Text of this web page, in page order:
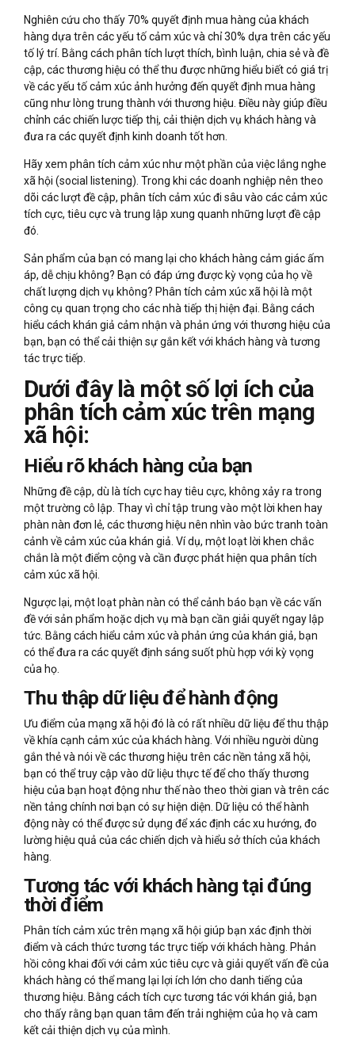
Nghiên cứu cho thấy 70% quyết định mua hàng của khách
hàng dựa trên các yếu tố cảm xúc và chỉ 30% dựa trên các yếu
tố lý trí. Bằng cách phân tích lượt thích, bình luận, chia sẻ và đề
cập, các thương hiệu có thể thu được những hiểu biết có giá trị
về các yếu tố cảm xúc ảnh hưởng đến quyết định mua hàng
cũng như lòng trung thành với thương hiệu. Điều này giúp điều
chỉnh các chiến lược tiếp thị, cải thiện dịch vụ khách hàng và
đưa ra các quyết định kinh doanh tốt hơn.
Hãy xem phân tích cảm xúc như một phần của việc lắng nghe
xã hội (social listening). Trong khi các doanh nghiệp nên theo
dõi các lượt đề cập, phân tích cảm xúc đi sâu vào các cảm xúc
tích cực, tiêu cực và trung lập xung quanh những lượt đề cập
đó.
Sản phẩm của bạn có mang lại cho khách hàng cảm giác ấm
áp, dễ chịu không? Bạn có đáp ứng được kỳ vọng của họ về
chất lượng dịch vụ không? Phân tích cảm xúc xã hội là một
công cụ quan trọng cho các nhà tiếp thị hiện đại. Bằng cách
hiểu cách khán giả cảm nhận và phản ứng với thương hiệu của
bạn, bạn có thể cải thiện sự gắn kết với khách hàng và tương
tác trực tiếp.
Dưới đây là một số lợi ích của
phân tích cảm xúc trên mạng
xã hội:
Hiểu rõ khách hàng của bạn
Những đề cập, dù là tích cực hay tiêu cực, không xảy ra trong
một trường cô lập. Thay vì chỉ tập trung vào một lời khen hay
phàn nàn đơn lẻ, các thương hiệu nên nhìn vào bức tranh toàn
cảnh về cảm xúc của khán giả. Ví dụ, một loạt lời khen chắc
chắn là một điểm cộng và cần được phát hiện qua phân tích
cảm xúc xã hội.
Ngược lại, một loạt phàn nàn có thể cảnh báo bạn về các vấn
đề với sản phẩm hoặc dịch vụ mà bạn cần giải quyết ngay lập
tức. Bằng cách hiểu cảm xúc và phản ứng của khán giả, bạn
có thể đưa ra các quyết định sáng suốt phù hợp với kỳ vọng
của họ.
Thu thập dữ liệu để hành động
Ưu điểm của mạng xã hội đó là có rất nhiều dữ liệu để thu thập
về khía cạnh cảm xúc của khách hàng. Với nhiều người dùng
gắn thẻ và nói về các thương hiệu trên các nền tảng xã hội,
bạn có thể truy cập vào dữ liệu thực tế để cho thấy thương
hiệu của bạn hoạt động như thế nào theo thời gian và trên các
nền tảng chính nơi bạn có sự hiện diện. Dữ liệu có thể hành
động này có thể được sử dụng để xác định các xu hướng, đo
lường hiệu quả của các chiến dịch và hiểu sở thích của khách
hàng.
Tương tác với khách hàng tại đúng
thời điểm
Phân tích cảm xúc trên mạng xã hội giúp bạn xác định thời
điểm và cách thức tương tác trực tiếp với khách hàng. Phản
hồi công khai đối với cảm xúc tiêu cực và giải quyết vấn đề của
khách hàng có thể mang lại lợi ích lớn cho danh tiếng của
thương hiệu. Bằng cách tích cực tương tác với khán giả, bạn
cho thấy rằng bạn quan tâm đến trải nghiệm của họ và cam
kết cải thiện dịch vụ của mình.